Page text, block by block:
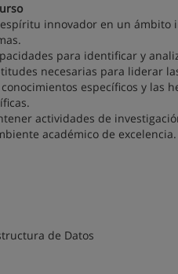
innovador en un ámbito
para identificar y
necesarias para liderar
específicos y las
actividades de
académico de excelencia.
de Datos